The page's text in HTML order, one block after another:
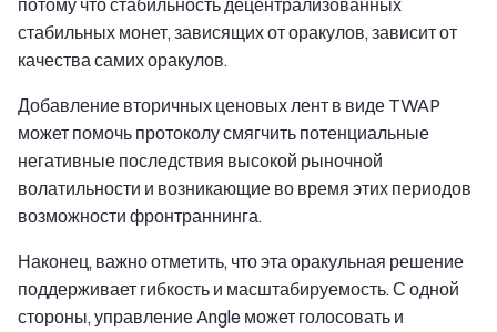
потому что стабильность децентрализованных
стабильных монет, зависящих от оракулов, зависит от
качества самих оракулов.
Добавление вторичных ценовых лент в виде TWAP
может помочь протоколу смягчить потенциальные
негативные последствия высокой рыночной
волатильности и возникающие во время этих периодов
возможности фронтраннинга.
Наконец, важно отметить, что эта оракульная решение
поддерживает гибкость и масштабируемость. С одной
стороны, управление Angle может голосовать и